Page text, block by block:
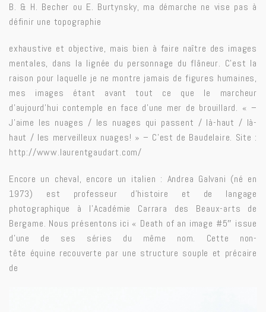
B. & H. Becher ou E. Burtynsky, ma démarche ne vise pas à
définir une topographie
exhaustive et objective, mais bien à faire naître des images
mentales, dans la lignée du personnage du flâneur. C’est la
raison pour laquelle je ne montre jamais de figures humaines,
mes images étant avant tout ce que le marcheur
d’aujourd’hui contemple en face d’une mer de brouillard. « –
J’aime les nuages / les nuages qui passent / là-haut / là-
haut / les merveilleux nuages! » – C’est de Baudelaire. Site :
http://www.laurentgaudart.com/
Encore un cheval, encore un italien : Andrea Galvani (né en
1973) est professeur d’histoire et de langage
photographique à l’Académie Carrara des Beaux-arts de
Bergame. Nous présentons ici « Death of an image #5″ issue
d’une de ses séries du même nom. Cette non-
tête équine recouverte par une structure souple et précaire
de